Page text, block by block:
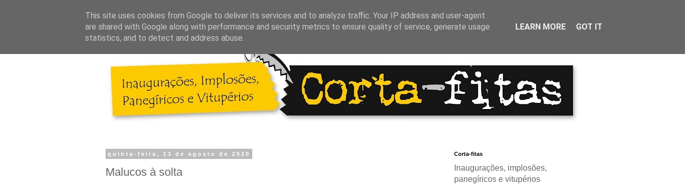
quinta-feira, 13 de agosto de 2020
Malucos à solta
Corta-fitas
Inaugurações, implosões,
panegíricos e vitupérios
This site uses cookies from Google to deliver its services and to analyze traffic. Your IP address and user-agent
are shared with Google along with performance and security metrics to ensure quality of service, generate usage
statistics, and to detect and address abuse.
LEARN MORE GOT IT